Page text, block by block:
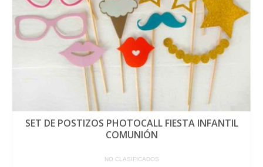
SET DE POSTIZOS PHOTOCALL FIESTA INFANTIL
COMUNIÓN
NO CLASIFICADOS